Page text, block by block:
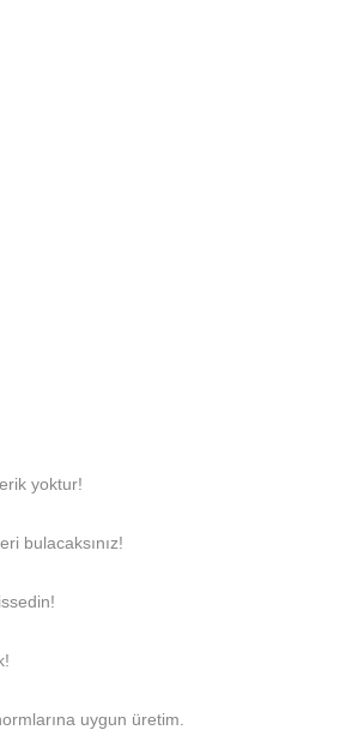
yoktur!
bulacaksınız!
uygun üretim.